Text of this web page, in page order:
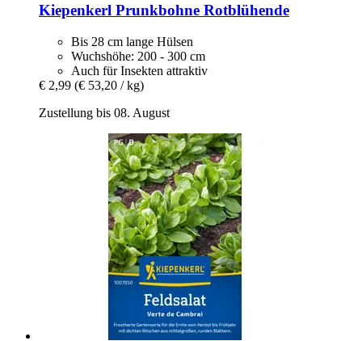
Kiepenkerl Prunkbohne Rotblühende
Bis 28 cm lange Hülsen
Wuchshöhe: 200 - 300 cm
Auch für Insekten attraktiv
€ 2,99 (€ 53,20 / kg)
Zustellung bis 08. August